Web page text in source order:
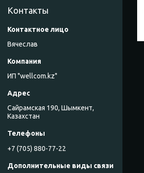
Контакты
Вячеслав
ИП "wellcom.kz"
Сайрамская 190, Шымкент,
Казахстан
+7 (705) 880-77-22